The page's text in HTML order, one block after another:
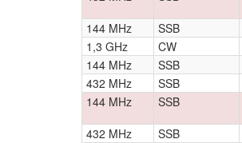
144 MHz SSB
1,3 GHz
CW
144 MHz
SSB
432 MHz
SSB
144 MHz
SSB
432 MHz SSB